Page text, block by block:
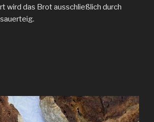
wird das Brot ausschließlich durch